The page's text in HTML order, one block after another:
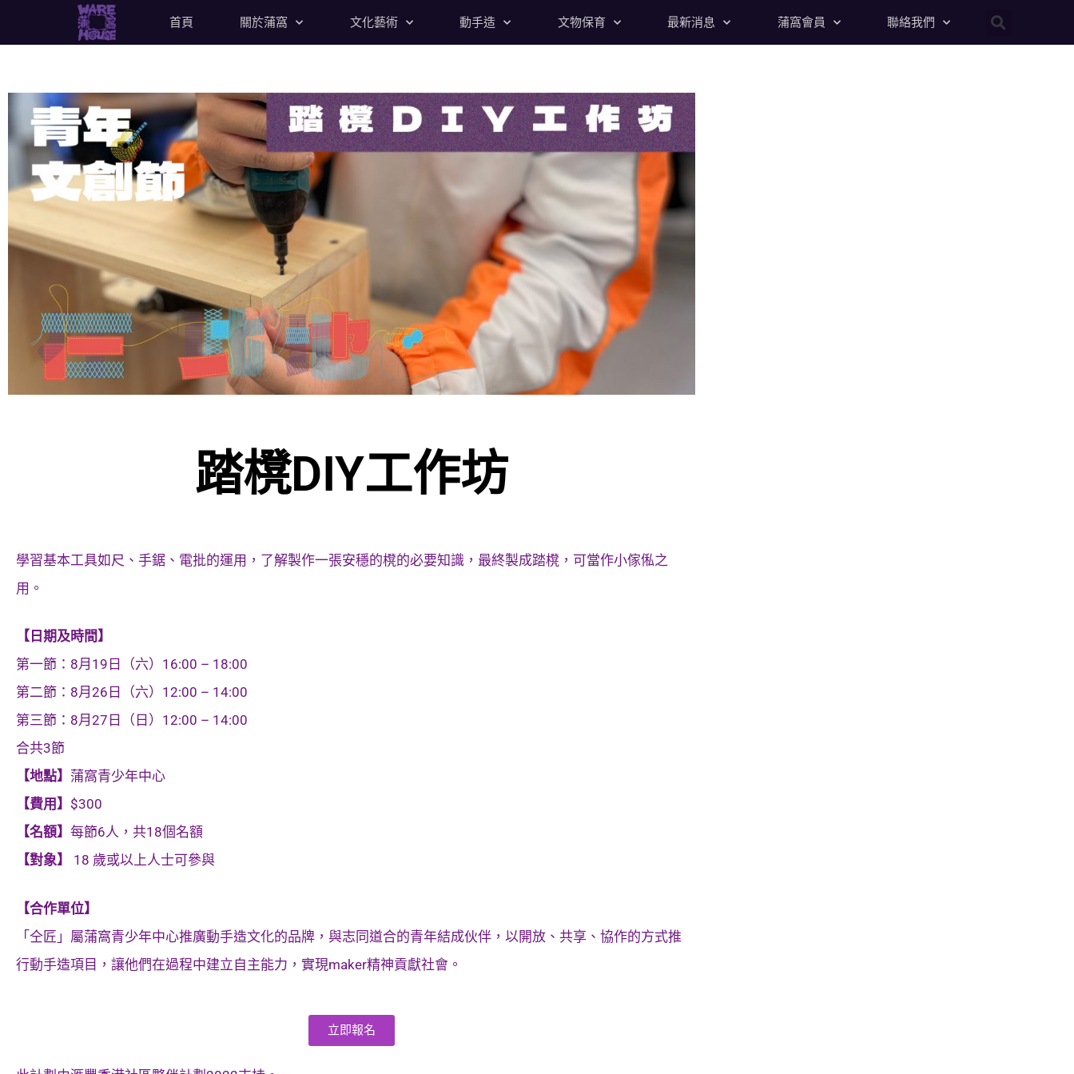
首頁 關於蒲窩 文化藝術 動手造 文物保育 最新消息 蒲窩會員 聯絡我們
踏櫈DIY工作坊
學習基本工具如尺、手鋸、電批的運用，了解製作一張安穩的櫈的必要知識，最終製成踏櫈，可當作小傢俬之
用。
【日期及時間】
第一節：8月19日（六）16:00 – 18:00
第二節：8月26日（六）12:00 – 14:00
第三節：8月27日（日）12:00 – 14:00
合共3節
【地點】 蒲窩青少年中心
【費用】 $300
【名額】 每節6人，共18個名額
【對象】
18 歲或以上人士可參與
【合作單位】
「仝匠」屬蒲窩青少年中心推廣動手造文化的品牌，與志同道合的青年結成伙伴，以開放、共享、協作的方式推
行動手造項目，讓他們在過程中建立自主能力，實現maker精神貢獻社會。
立即報名